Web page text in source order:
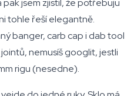
pak jsem zjistil, že potřebuju
tohle řeší elegantně.
banger, carb cap i dab tool
nemusíš googlit, jestli
rigu (nesedne).